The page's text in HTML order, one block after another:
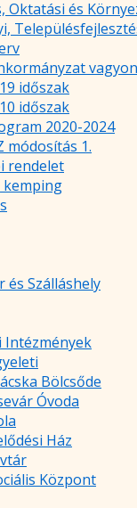
Oktatási és
időszak
időszak
2020-2024
módosítás 1.
rendelet
kemping
Szálláshely
Intézmények
Bölcsőde
Óvoda
Ház
Központ